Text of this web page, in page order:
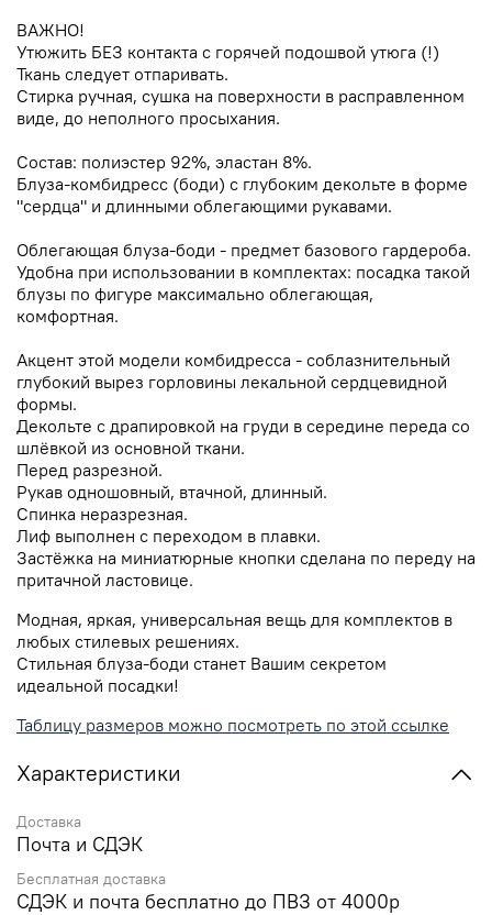
ВАЖНО!
Утюжить БЕЗ контакта с горячей подошвой утюга (!)
Ткань следует отпаривать.
Стирка ручная, сушка на поверхности в расправленном
виде, до неполного просыхания.
Состав: полиэстер 92%, эластан 8%.
Блуза-комбидресс (боди) с глубоким декольте в форме
"сердца" и длинными облегающими рукавами.
Облегающая блуза-боди - предмет базового гардероба.
Удобна при использовании в комплектах: посадка такой
блузы по фигуре максимально облегающая,
комфортная.
Акцент этой модели комбидресса - соблазнительный
глубокий вырез горловины лекальной сердцевидной
формы.
Декольте с драпировкой на груди в середине переда со
шлёвкой из основной ткани.
Перед разрезной.
Рукав одношовный, втачной, длинный.
Спинка неразрезная.
Лиф выполнен с переходом в плавки.
Застёжка на миниатюрные кнопки сделана по переду на
притачной ластовице.
Модная, яркая, универсальная вещь для комплектов в
любых стилевых решениях.
Стильная блуза-боди станет Вашим секретом
идеальной посадки!
Таблицу размеров можно посмотреть по этой ссылке
Характеристики
Доставка
Почта и СДЭК
Бесплатная доставка
СДЭК и почта бесплатно до ПВЗ от 4000р